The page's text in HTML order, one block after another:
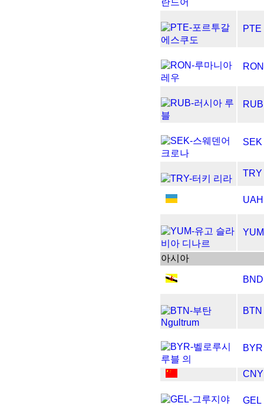
PTE
RON
RUB
SEK
TRY
UAH
YUM
아시아
BND
BTN
BYR
CNY
GEL